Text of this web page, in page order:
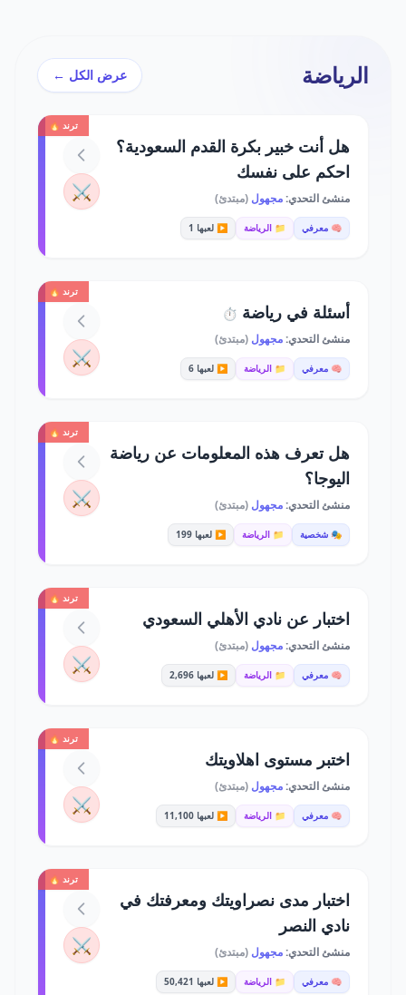
الرياضة عرض الكل ←
ترند 🔥
هل أنت خبير بكرة القدم السعودية؟
احكم على نفسك
منشئ التحدي:مجهول (مبتدئ)
🧠 معرفي 📁 الرياضة ▶️ لعبها 1
⚔️
ترند 🔥
أسئلة في رياضة ⏱️
منشئ التحدي:مجهول (مبتدئ)
🧠 معرفي 📁 الرياضة ▶️ لعبها 6 ⚔️
ترند 🔥
هل تعرف هذه المعلومات عن رياضة
اليوجا؟
منشئ التحدي:مجهول (مبتدئ)
🎭 شخصية 📁 الرياضة ▶️ لعبها 199
⚔️
ترند 🔥
اختبار عن نادي الأهلي السعودي
منشئ التحدي:مجهول (مبتدئ)
🧠 معرفي 📁 الرياضة ▶️ لعبها 2,696 ⚔️
ترند 🔥
اختبر مستوى اهلاويتك
منشئ التحدي:مجهول (مبتدئ)
🧠 معرفي 📁 الرياضة ▶️ لعبها 11,100 ⚔️
ترند 🔥
اختبار مدى نصراويتك ومعرفتك في
نادي النصر
منشئ التحدي:مجهول (مبتدئ)
🧠 معرفي 📁 الرياضة ▶️ لعبها 50,421
⚔️